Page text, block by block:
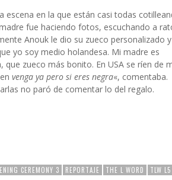
en la que están casi todas
fue haciendo fotos, escuchando a
Anouk le dio su zueco personalizado y
yo soy medio holandesa. Mi madre es
zueco más bonito. En USA se ríen de
venga ya pero si eres negra«, comentaba.
no paró de comentar lo del regalo.
CEREMONY 3 REPORTAJE THE L WORD TLW L5